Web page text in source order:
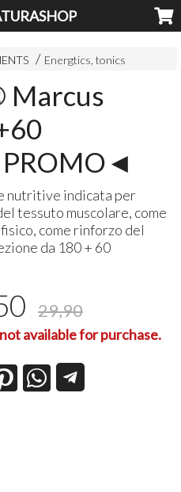
Energtics, tonics
Marcus
nutritive indicata per
tessuto muscolare, come
come rinforzo del
da 180 + 60
29,90
available for purchase.